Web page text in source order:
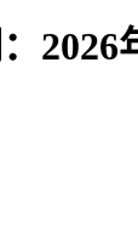
2026